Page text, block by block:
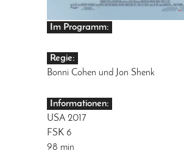
Im Programm:
Regie:
Bonni Cohen und Jon Shenk
Informationen:
USA 2017
FSK 6
98 min